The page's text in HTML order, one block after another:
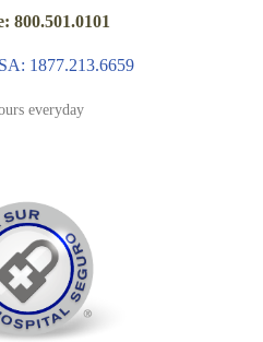
800.501.0101
1877.213.6659
everyday